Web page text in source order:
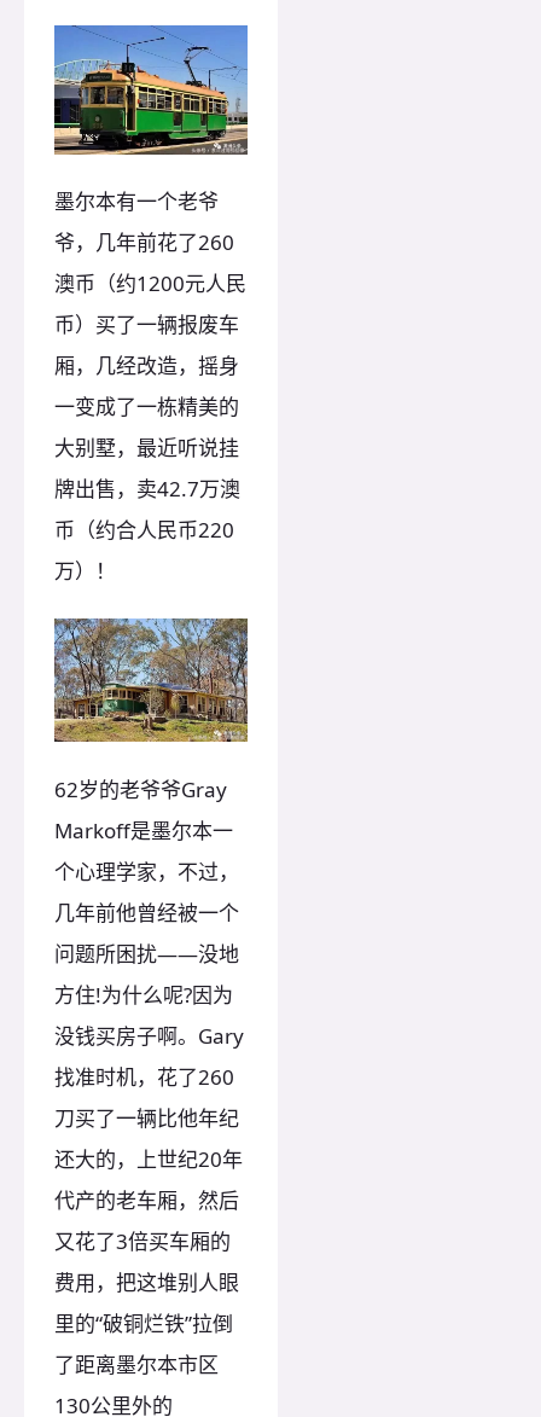
墨尔本有一个老爷
爷，几年前花了260
澳币（约1200元人民
币）买了一辆报废车
厢，几经改造，摇身
一变成了一栋精美的
大别墅，最近听说挂
牌出售，卖42.7万澳
币（约合人民币220
万）！
62岁的老爷爷Gray
Markoff是墨尔本一
个心理学家，不过，
几年前他曾经被一个
问题所困扰——没地
方住!为什么呢?因为
没钱买房子啊。Gary
找准时机，花了260
刀买了一辆比他年纪
还大的，上世纪20年
代产的老车厢，然后
又花了3倍买车厢的
费用，把这堆别人眼
里的“破铜烂铁”拉倒
了距离墨尔本市区
130公里外的